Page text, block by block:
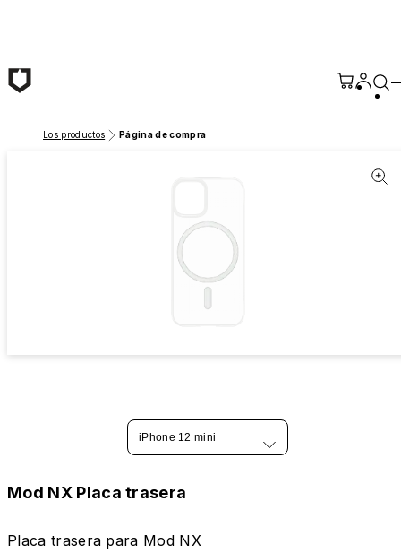
Los productos Página de compra
iPhone 12 mini
Mod NX Placa trasera
Placa trasera para Mod NX